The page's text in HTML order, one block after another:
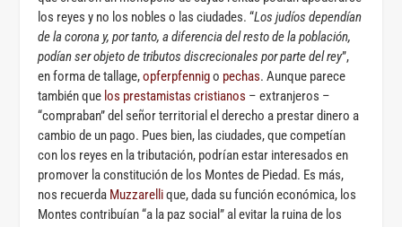
los reyes y no los nobles o las ciudades. “Los judíos dependían
de la corona y, por tanto, a diferencia del resto de la población,
podían ser objeto de tributos discrecionales por parte del rey”,
en forma de tallage,opferpfennigo pechas. Aunque parece
también que los prestamistas cristianos – extranjeros –
“compraban” del señor territorial el derecho a prestar dinero a
cambio de un pago. Pues bien, las ciudades, que competían
con los reyes en la tributación, podrían estar interesados en
promover la constitución de los Montes de Piedad. Es más,
nos recuerda Muzzarellique, dada su función económica, los
Montes contribuían “a la paz social” al evitar la ruina de los